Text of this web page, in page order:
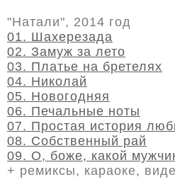
"Натали", 2014 год
01. Шахерезада
02. Замуж за лето
03. Платье на бретелях
04. Николай
05. Новогодняя
06. Печальные ноты
07. Простая история
08. Собственный рай
09. О, боже, какой
+ ремиксы, караоке,